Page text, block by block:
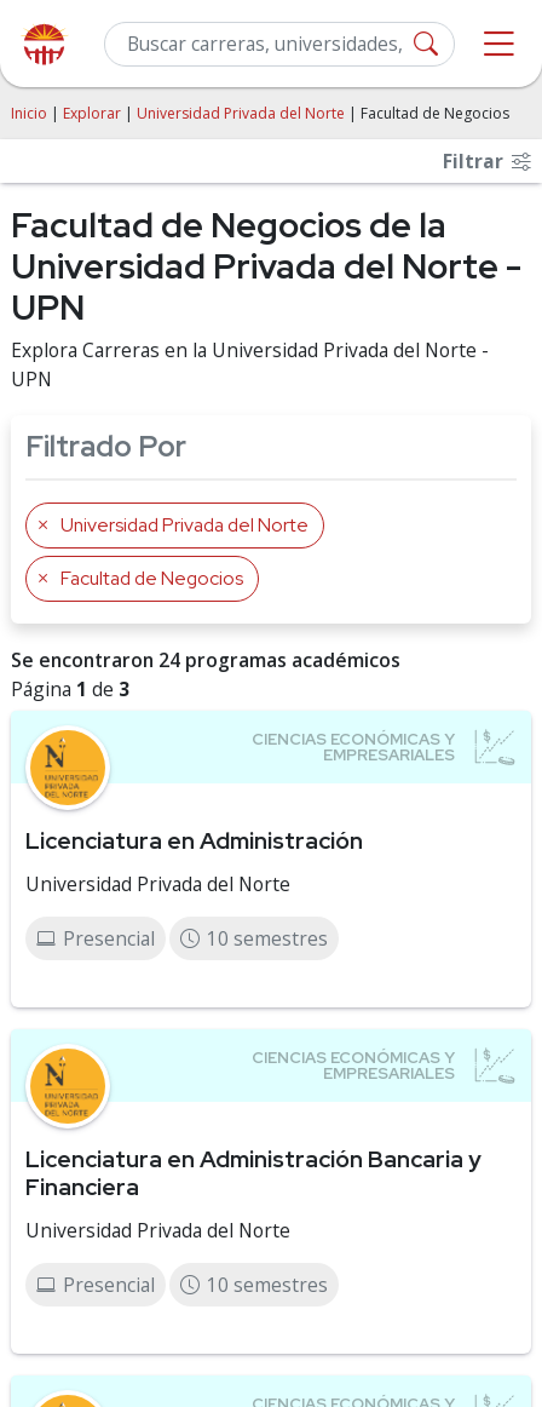
Inicio | Explorar | Universidad Privada del Norte | Facultad de Negocios
Filtrar
Facultad de Negocios de la
Universidad Privada del Norte -
UPN
Explora Carreras en la Universidad Privada del Norte -
UPN
Filtrado Por
Universidad Privada del Norte
Facultad de Negocios
Se encontraron 24 programas académicos
Página 1 de 3
Licenciatura en Administración
Universidad Privada del Norte
Presencial 10 semestres
Licenciatura en Administración Bancaria y
Financiera
Universidad Privada del Norte
Presencial 10 semestres